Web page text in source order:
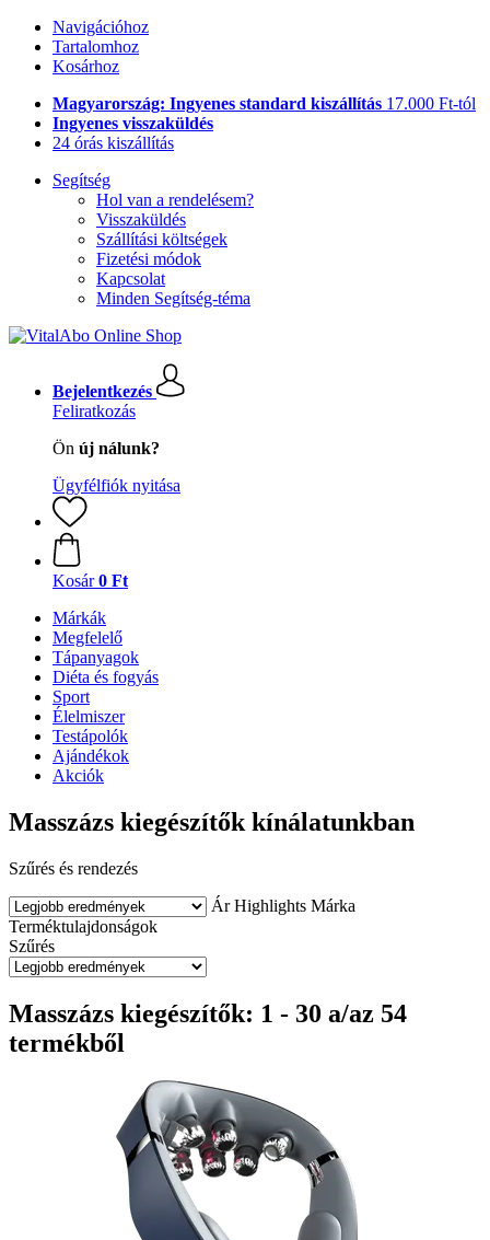
Navigációhoz
Tartalomhoz
Kosárhoz
Magyarország: Ingyenes standard kiszállítás 17.000 Ft-tól
Ingyenes visszaküldés
24 órás kiszállítás
Segítség
Hol van a rendelésem?
Visszaküldés
Szállítási költségek
Fizetési módok
Kapcsolat
Minden Segítség-téma
Bejelentkezés
Feliratkozás
Ön új nálunk?
Ügyfélfiók nyitása
Kosár 0 Ft
Márkák
Megfelelő
Tápanyagok
Diéta és fogyás
Sport
Élelmiszer
Testápolók
Ajándékok
Akciók
Masszázs kiegészítők kínálatunkban
Szűrés és rendezés
Ár Highlights Márka
Terméktulajdonságok
Szűrés
Masszázs kiegészítők: 1 - 30 a/az 54
termékből